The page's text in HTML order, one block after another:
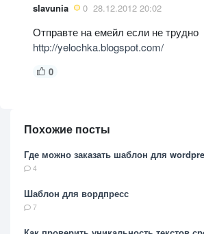
slavunia 0 28.12.2012 20:02
Отправте на емейл если не трудно
http://yelochka.blogspot.com/
0
Похожие посты
Где можно заказать шаблон для
4
Шаблон для вордпресс
7